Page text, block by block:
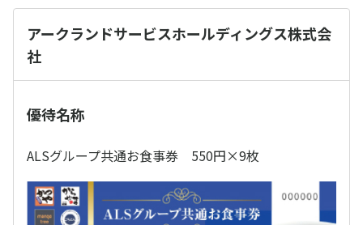
アークランドサービスホールディングス株式会
社
優待名称
ALSグループ共通お食事券 550円×9枚